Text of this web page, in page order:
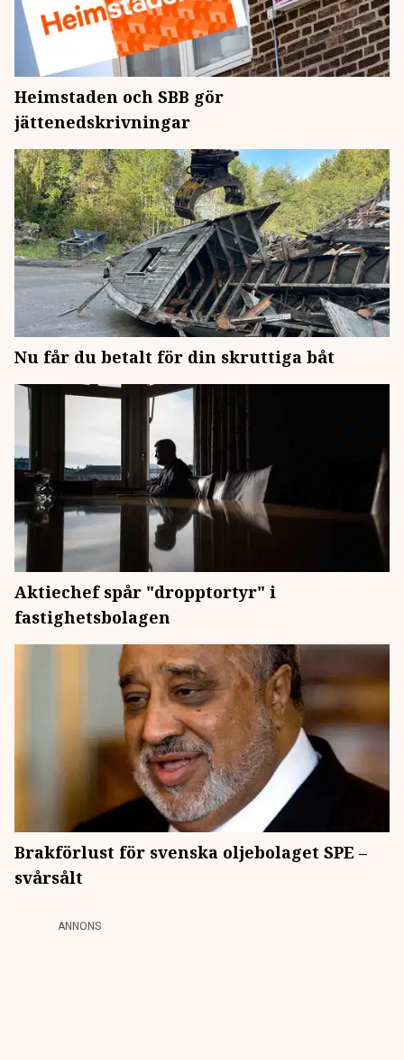
Heimstaden och SBB gör
jättenedskrivningar
Nu får du betalt för din skruttiga båt
Aktiechef spår "dropptortyr" i
fastighetsbolagen
Brakförlust för svenska oljebolaget SPE –
svårsålt
ANNONS